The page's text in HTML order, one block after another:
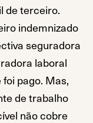
de terceiro.
indemnizado
seguradora
laboral
pago. Mas,
de trabalho
não cobre